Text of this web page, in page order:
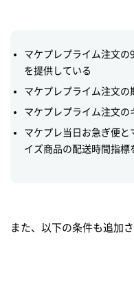
マケプレプライム注文
を提供している
マケプレプライム注文
マケプレプライム注文
マケプレ当日お急ぎ便と
イズ商品の配送時間指標
また、以下の条件も追加さ